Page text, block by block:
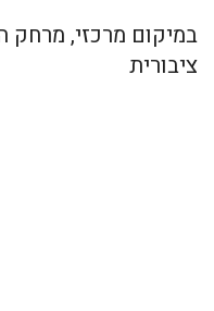
במיקום מרכזי, מרחק
ציבורית